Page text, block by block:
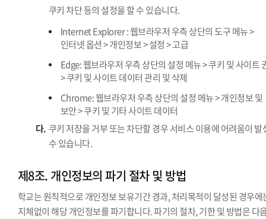
쿠키 차단 등의 설정을 할 수 있습니다.
Internet Explorer : 웹브라우저 우측 상단의 도구 메뉴 >
인터넷 옵션 > 개인정보 > 설정 > 고급
Edge: 웹브라우저 우측 상단의 설정 메뉴 > 쿠키 및 사이트
> 쿠키 및 사이트 데이터 관리 및 삭제
Chrome: 웹브라우저 우측 상단의 설정 메뉴 > 개인정보 및
보안 > 쿠키 및 기타 사이트 데이터
다. 쿠키 저장을 거부 또는 차단할 경우 서비스 이용에 어려움이 발
수 있습니다.
제8조. 개인정보의 파기 절차 및 방법
학교는 원칙적으로 개인정보 보유기간 경과, 처리목적이 달성된 경우에
지체없이 해당 개인정보를 파기합니다. 파기의 절차, 기한 및 방법은 다